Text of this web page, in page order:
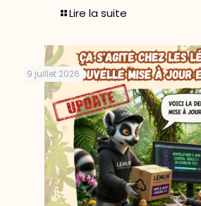
Lire la suite
9 juillet 2026